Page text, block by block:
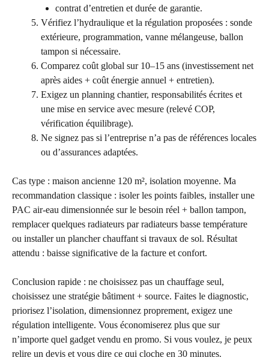
contrat d’entretien et durée de garantie.
Vérifiez l’hydraulique et la régulation proposées : sonde
extérieure, programmation, vanne mélangeuse, ballon
tampon si nécessaire.
Comparez coût global sur 10–15 ans (investissement net
après aides + coût énergie annuel + entretien).
Exigez un planning chantier, responsabilités écrites et
une mise en service avec mesure (relevé COP,
vérification équilibrage).
Ne signez pas si l’entreprise n’a pas de références locales
ou d’assurances adaptées.
Cas type : maison ancienne 120 m², isolation moyenne. Ma
recommandation classique : isoler les points faibles, installer une
PAC air-eau dimensionnée sur le besoin réel + ballon tampon,
remplacer quelques radiateurs par radiateurs basse température
ou installer un plancher chauffant si travaux de sol. Résultat
attendu : baisse significative de la facture et confort.
Conclusion rapide : ne choisissez pas un chauffage seul,
choisissez une stratégie bâtiment + source. Faites le diagnostic,
priorisez l’isolation, dimensionnez proprement, exigez une
régulation intelligente. Vous économiserez plus que sur
n’importe quel gadget vendu en promo. Si vous voulez, je peux
relire un devis et vous dire ce qui cloche en 30 minutes.